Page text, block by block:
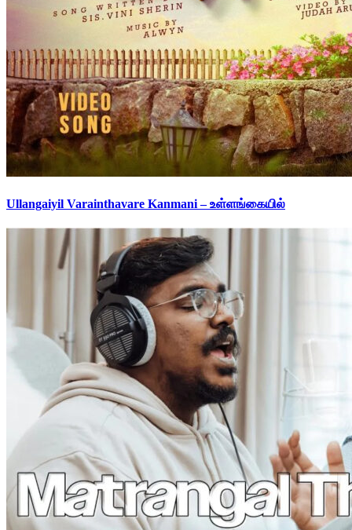
Ullangaiyil Varainthavare Kanmani – உள்ளங்கையில்